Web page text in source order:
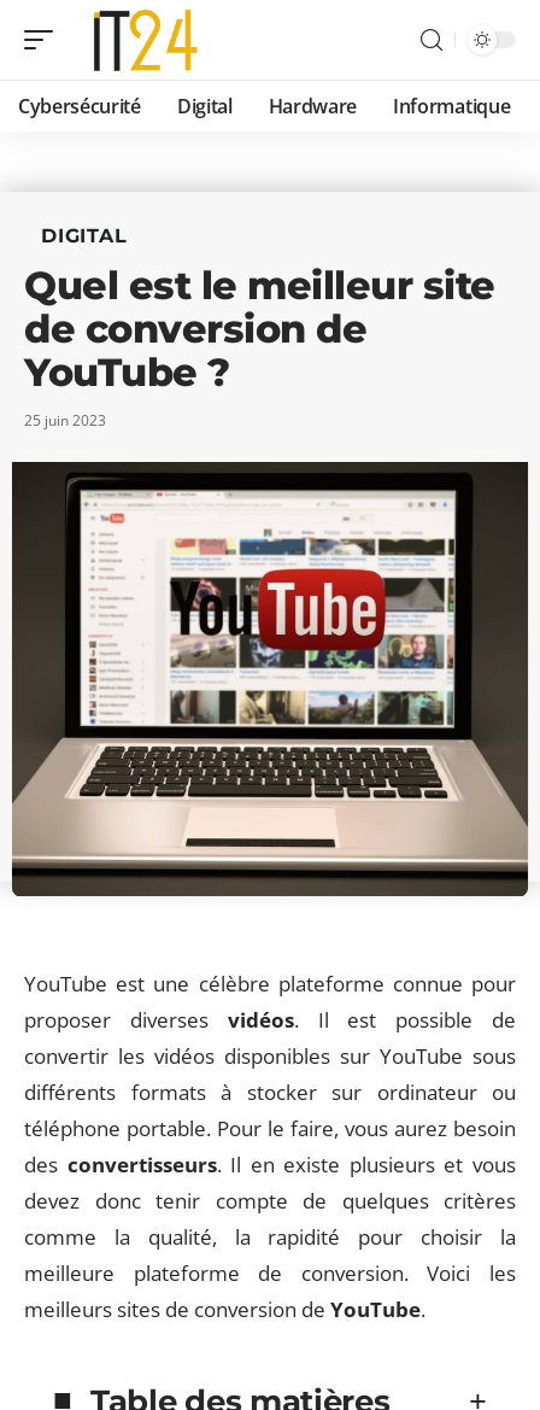
Cybersécurité Digital Hardware Informatique
DIGITAL
Quel est le meilleur site
de conversion de
YouTube ?
25 juin 2023
YouTube est une célèbre plateforme connue pour
proposer diverses vidéos. Il est possible de
convertir les vidéos disponibles sur YouTube sous
différents formats à stocker sur ordinateur ou
téléphone portable. Pour le faire, vous aurez besoin
des convertisseurs. Il en existe plusieurs et vous
devez donc tenir compte de quelques critères
comme la qualité, la rapidité pour choisir la
meilleure plateforme de conversion. Voici les
meilleurs sites de conversion de YouTube.
Table des matières